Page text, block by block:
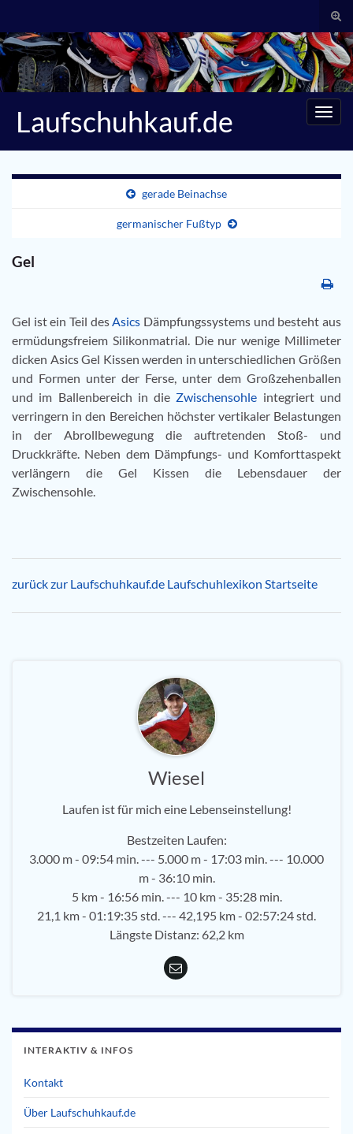
Search for:
Laufschuhkauf.de
gerade Beinachse
germanischer Fußtyp
Gel
Gel ist ein Teil desAsics Dämpfungssystems und besteht aus
ermüdungsfreiem Silikonmatrial. Die nur wenige Millimeter
dicken Asics Gel Kissen werden in unterschiedlichen Größen
und Formen unter der Ferse, unter dem Großzehenballen
und im Ballenbereich in die Zwischensohle integriert und
verringern in den Bereichen höchster vertikaler Belastungen
in der Abrollbewegung die auftretenden Stoß- und
Druckkräfte. Neben dem Dämpfungs- und Komforttaspekt
verlängern die Gel Kissen die Lebensdauer der
Zwischensohle.
zurück zur Laufschuhkauf.de Laufschuhlexikon Startseite
Wiesel
Laufen ist für mich eine Lebenseinstellung!
Bestzeiten Laufen:
3.000 m - 09:54 min. --- 5.000 m - 17:03 min. --- 10.000
m - 36:10 min.
5 km - 16:56 min. --- 10 km - 35:28 min.
21,1 km - 01:19:35 std. --- 42,195 km - 02:57:24 std.
Längste Distanz: 62,2 km
INTERAKTIV & INFOS
Kontakt
Über Laufschuhkauf.de